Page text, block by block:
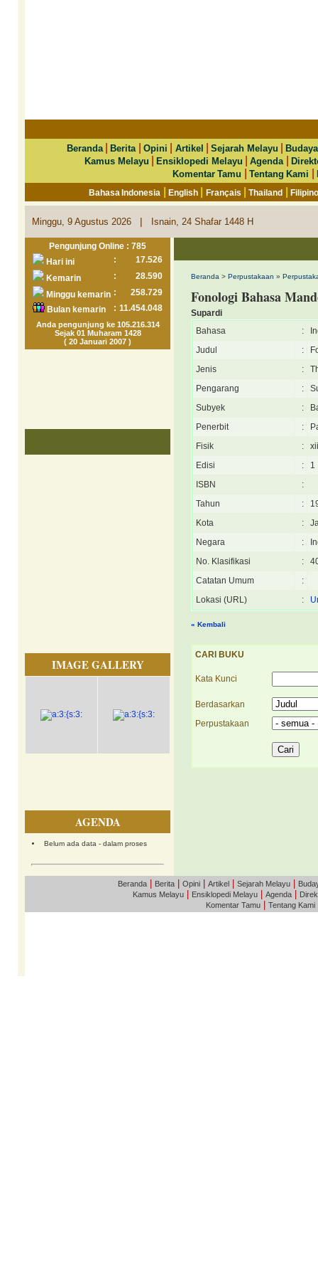
Beranda|Berita Opini Artikel |Sejarah Melayu |
Kamus Melayu
|Ensiklopedi Melayu |Agenda |
Komentar Tamu
|Tentang Kami |
Bahasa Indonesia |English Français |Thailand |
Minggu, 9 Agustus 2026 | Isnain, 24 Shafar 1448 H
Pengunjung Online : 785
Hari ini
:
17.526
Kemarin
:
28.590
Minggu kemarin :
258.729
Bulan kemarin
: 11.454.048
Anda pengunjung ke 105.216.314
Sejak 01 Muharam 1428
( 20 Januari 2007 )
IMAGE GALLERY
AGENDA
Belum ada data - dalam proses
Beranda > Perpustakaan »
Fonologi Bahasa
Supardi
Bahasa
:
Judul
:
Jenis
:
Pengarang
:
Subyek
:
Penerbit
:
Fisik
:
Edisi
:
1
ISBN
:
Tahun
:
Kota
:
Negara
:
No. Klasifikasi
:
Catatan Umum
:
Lokasi (URL)
:
« Kembali
CARI BUKU
Kata Kunci
Berdasarkan
Perpustakaan
Beranda Berita Opini Artikel Sejarah Melayu
Kamus Melayu
Ensiklopedi Melayu Agenda
Komentar Tamu
Tentang Kami